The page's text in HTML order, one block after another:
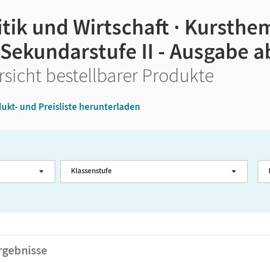
und Wirtschaft ·
II - Ausgabe
bestellbarer Produkte
und Preisliste herunterladen
Klassenstufe